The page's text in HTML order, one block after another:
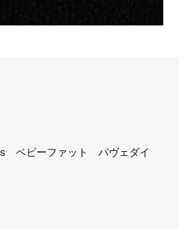
ベビーファット パヴェダイ